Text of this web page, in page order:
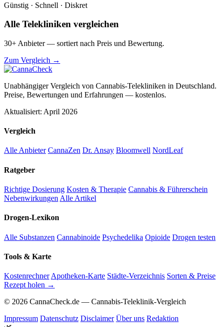
Günstig · Schnell · Diskret
Alle Telekliniken vergleichen
30+ Anbieter — sortiert nach Preis und Bewertung.
Zum Vergleich →
Unabhängiger Vergleich von Cannabis-Telekliniken in Deutschland.
Preise, Bewertungen und Erfahrungen — kostenlos.
Aktualisiert: April 2026
Vergleich
Alle Anbieter CannaZen Dr. Ansay Bloomwell NordLeaf
Ratgeber
Richtige Dosierung Kosten & Therapie Cannabis & Führerschein
Nebenwirkungen Alle Artikel
Drogen-Lexikon
Alle Substanzen Cannabinoide Psychedelika Opioide Drogen testen
Tools & Karte
Kostenrechner Apotheken-Karte Städte-Verzeichnis Sorten & Preise
Rezept holen →
© 2026 CannaCheck.de — Cannabis-Teleklinik-Vergleich
Impressum Datenschutz Disclaimer Über uns Redaktion